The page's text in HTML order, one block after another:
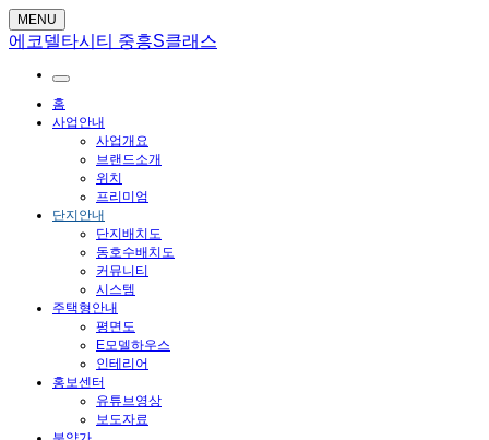
MENU
에코델타시티 중흥S클래스
홈
사업안내
사업개요
브랜드소개
위치
프리미엄
단지안내
단지배치도
동호수배치도
커뮤니티
시스템
주택형안내
평면도
E모델하우스
인테리어
홍보센터
유튜브영상
보도자료